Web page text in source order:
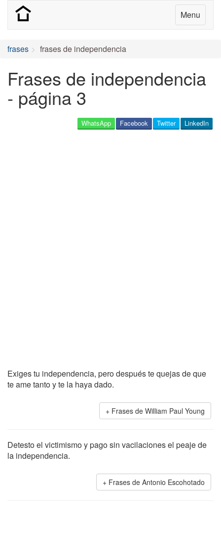
Menu
frases frases de independencia
Frases de independencia
- página 3
LinkedIn
Twitter
Facebook
WhatsApp
Exiges tu independencia, pero después te quejas de que
te ame tanto y te la haya dado.
Frases de William Paul Young
Detesto el victimismo y pago sin vacilaciones el peaje de
la independencia.
Frases de Antonio Escohotado